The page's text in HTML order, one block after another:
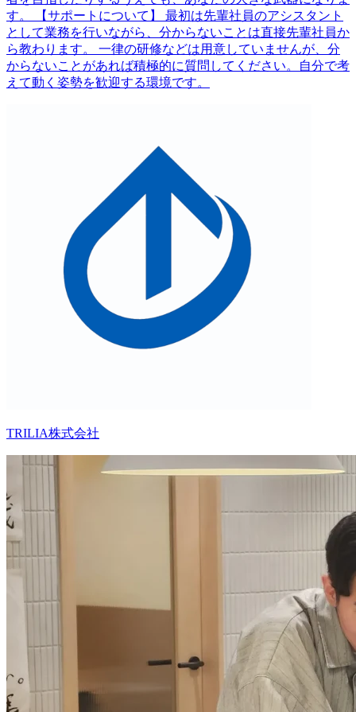
す。 【サポートについて】 最初は先輩社員のアシスタント
として業務を行いながら、分からないことは直接先輩社員か
ら教わります。 一律の研修などは用意していませんが、分
からないことがあれば積極的に質問してください。自分で考
えて動く姿勢を歓迎する環境です。
TRILIA株式会社